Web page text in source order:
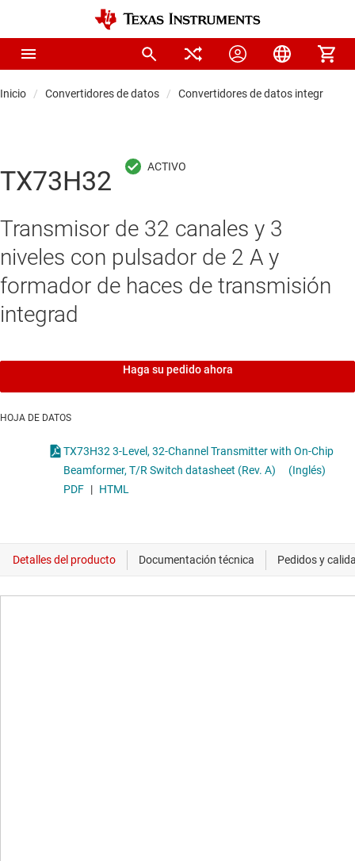
Inicio Convertidores de datos Convertidores de datos integrados
TX73H32
Transmisor de 32 canales y 3
niveles con pulsador de 2 A y
formador de haces de transmisión
integrad
Haga su pedido ahora
HOJA DE DATOS
TX73H32 3-Level, 32-Channel Transmitter with On-Chip
Beamformer, T/R Switch datasheet (Rev. A)
(Inglés)
PDF | HTML